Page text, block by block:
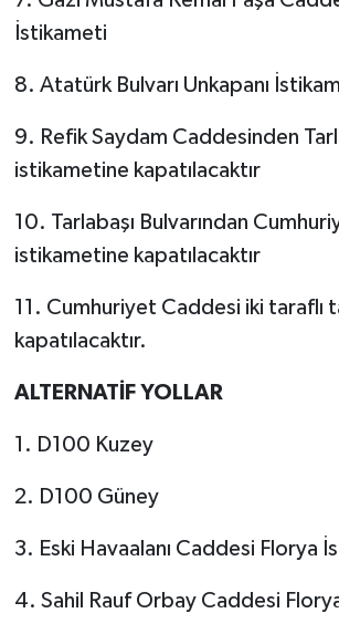
İstikameti
8. Atatürk Bulvarı Unkapanı
9. Refik Saydam Caddesinden
istikametine kapatılacaktır
10. Tarlabaşı Bulvarından
istikametine kapatılacaktır
11. Cumhuriyet Caddesi iki taraflı
kapatılacaktır.
ALTERNATİF YOLLAR
1. D100 Kuzey
2. D100 Güney
3. Eski Havaalanı Caddesi Florya
4. Sahil Rauf Orbay Caddesi